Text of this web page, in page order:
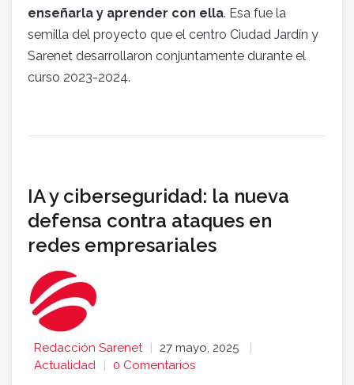
enseñarla y aprender con ella. Esa fue la
semilla del proyecto que el centro Ciudad Jardín y
Sarenet desarrollaron conjuntamente durante el
curso 2023-2024.
IA y ciberseguridad: la nueva
defensa contra ataques en
redes empresariales
Redacción Sarenet
27 mayo, 2025
Actualidad
0 Comentarios